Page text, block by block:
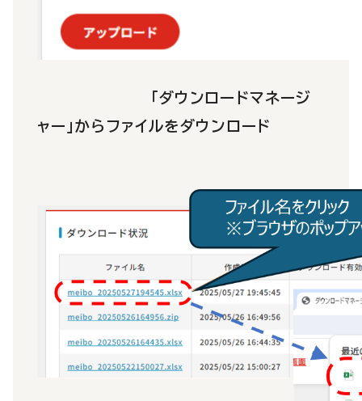
「ダウンロードマネージ
ャー」からファイルをダウンロード